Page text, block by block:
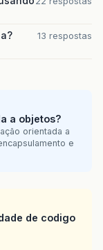
13 respostas
a objetos?
orientada a
e
de codigo